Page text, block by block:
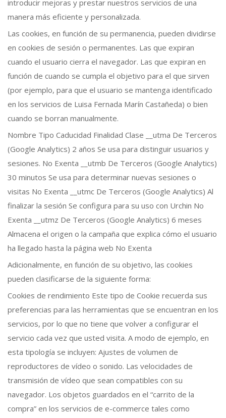
introducir mejoras y prestar nuestros servicios de una
manera más eficiente y personalizada.
Las cookies, en función de su permanencia, pueden dividirse
en cookies de sesión o permanentes. Las que expiran
cuando el usuario cierra el navegador. Las que expiran en
función de cuando se cumpla el objetivo para el que sirven
(por ejemplo, para que el usuario se mantenga identificado
en los servicios de Luisa Fernada Marín Castañeda) o bien
cuando se borran manualmente.
Nombre Tipo Caducidad Finalidad Clase __utma De Terceros
(Google Analytics) 2 años Se usa para distinguir usuarios y
sesiones. No Exenta __utmb De Terceros (Google Analytics)
30 minutos Se usa para determinar nuevas sesiones o
visitas No Exenta __utmc De Terceros (Google Analytics) Al
finalizar la sesión Se configura para su uso con Urchin No
Exenta __utmz De Terceros (Google Analytics) 6 meses
Almacena el origen o la campaña que explica cómo el usuario
ha llegado hasta la página web No Exenta
Adicionalmente, en función de su objetivo, las cookies
pueden clasificarse de la siguiente forma:
Cookies de rendimiento Este tipo de Cookie recuerda sus
preferencias para las herramientas que se encuentran en los
servicios, por lo que no tiene que volver a configurar el
servicio cada vez que usted visita. A modo de ejemplo, en
esta tipología se incluyen: Ajustes de volumen de
reproductores de vídeo o sonido. Las velocidades de
transmisión de vídeo que sean compatibles con su
navegador. Los objetos guardados en el “carrito de la
compra” en los servicios de e-commerce tales como